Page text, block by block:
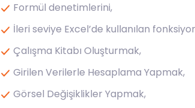
Formül denetimlerini,
İleri seviye Excel’de kullanılan
Çalışma Kitabı Oluşturmak,
Girilen Verilerle Hesaplama Yapmak,
Görsel Değişiklikler Yapmak,